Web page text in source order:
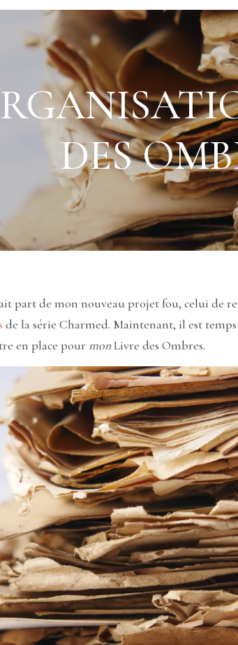
DES
part de mon nouveau projet fou, celui de
de la série Charmed. Maintenant, il est
en place pour monLivre des Ombres.